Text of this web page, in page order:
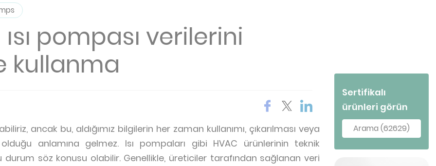
pompası verilerini
kullanma
ancak bu, aldığımız bilgilerin her zaman kullanımı, çıkarılması veya
olduğu anlamına gelmez. Isı pompaları gibi HVAC ürünlerinin teknik
durum söz konusu olabilir. Genellikle, üreticiler tarafından sağlanan veri
Sertifikalı
ürünleri görün
Arama (62629)